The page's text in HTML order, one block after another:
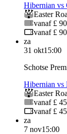
Hibernian vs
Easter
vanaf £ 90
vanaf £ 90
za
31 okt15:00
Schotse
Hibernian vs
Easter
vanaf £ 45
vanaf £ 45
za
7 nov15:00